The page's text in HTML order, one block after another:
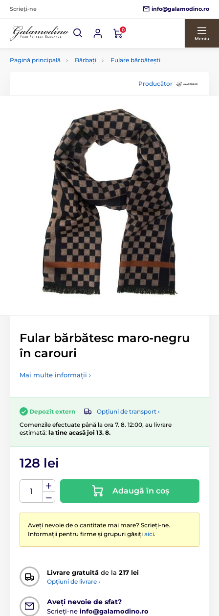
Scrieți-ne info@galamodino.ro
0
Meniu
Pagină principală Bărbați Fulare bărbătești
Producător
Fular bărbătesc maro-negru
în carouri
Mai multe informații ›
Depozit extern
Opțiuni de transport ›
Comenzile efectuate până la ora 7. 8. 12:00, au livrare
estimată: la tine acasă joi 13. 8.
128 lei
Adaugă în coș
Aveți nevoie de o cantitate mai mare? Scrieți-ne.
Informații pentru firme și grupuri găsiți aici.
Livrare gratuită de la 217 lei
Opțiuni de livrare ›
Aveți nevoie de sfat?
Scrieți-ne info@galamodino.ro